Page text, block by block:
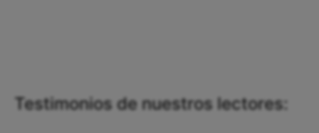
Testimonios de nuestros lectores: